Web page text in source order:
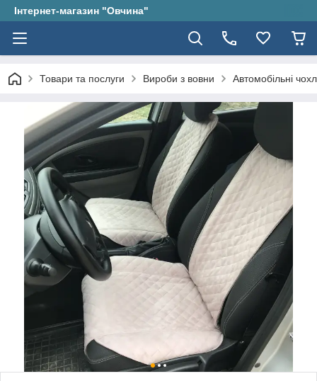
Інтернет-магазин "Овчина"
Товари та послуги Вироби з вовни Автомобільні